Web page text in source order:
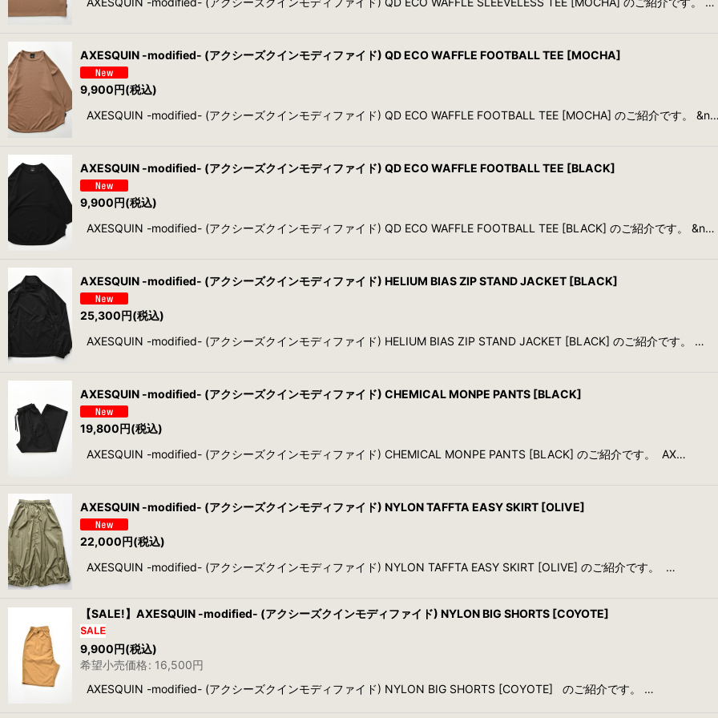
AXESQUIN -modified- (アクシーズクインモディファイド) QD ECO WAFFLE FOOTBALL TEE [MOCHA]
9,900円(税込)
AXESQUIN -modified- (アクシーズクインモディファイド) QD ECO WAFFLE FOOTBALL TEE [MOCHA] のご紹介です。
AXESQUIN -modified- (アクシーズクインモディファイド) QD ECO WAFFLE FOOTBALL TEE [BLACK]
9,900円(税込)
AXESQUIN -modified- (アクシーズクインモディファイド) QD ECO WAFFLE FOOTBALL TEE [BLACK] のご紹介です。 &n…
AXESQUIN -modified- (アクシーズクインモディファイド) HELIUM BIAS ZIP STAND JACKET [BLACK]
25,300円(税込)
AXESQUIN -modified- (アクシーズクインモディファイド) HELIUM BIAS ZIP STAND JACKET [BLACK] のご紹介です。 …
AXESQUIN -modified- (アクシーズクインモディファイド) CHEMICAL MONPE PANTS [BLACK]
19,800円(税込)
AXESQUIN -modified- (アクシーズクインモディファイド) CHEMICAL MONPE PANTS [BLACK] のご紹介です。 AX…
AXESQUIN -modified- (アクシーズクインモディファイド) NYLON TAFFTA EASY SKIRT [OLIVE]
22,000円(税込)
AXESQUIN -modified- (アクシーズクインモディファイド) NYLON TAFFTA EASY SKIRT [OLIVE] のご紹介です。 …
【SALE!】AXESQUIN -modified- (アクシーズクインモディファイド) NYLON BIG SHORTS [COYOTE]
9,900円(税込)
希望小売価格: 16,500円
AXESQUIN -modified- (アクシーズクインモディファイド) NYLON BIG SHORTS [COYOTE] のご紹介です。 …